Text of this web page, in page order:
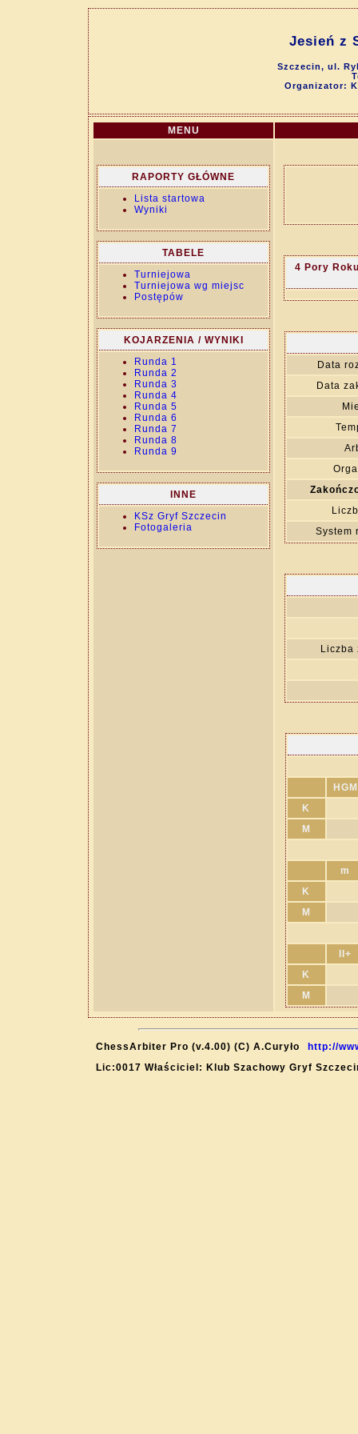
Jesień z
Szczecin, ul.
Organizator:
MENU
RAPORTY GŁÓWNE
Lista startowa
Wyniki
TABELE
Turniejowa
Turniejowa wg miejsc
Postępów
KOJARZENIA / WYNIKI
Runda 1
Runda 2
Runda 3
Runda 4
Runda 5
Runda 6
Runda 7
Runda 8
Runda 9
INNE
KSz Gryf Szczecin
Fotogaleria
4 Pory
Data
Data
System
Liczba
HGM
K
M
m
K
M
II+
K
M
ChessArbiter Pro (v.4.00) (C) A.Curyło
http://
Lic:0017 Właściciel: Klub Szachowy Gryf